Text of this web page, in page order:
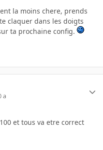
la moins chere, prends
claquer dans les doigts
ta prochaine config.
a
et tous va etre correct